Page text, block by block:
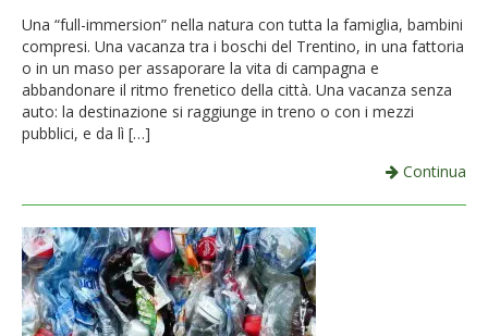
Una “full-immersion” nella natura con tutta la famiglia, bambini
compresi. Una vacanza tra i boschi del Trentino, in una fattoria
o in un maso per assaporare la vita di campagna e
abbandonare il ritmo frenetico della città. Una vacanza senza
auto: la destinazione si raggiunge in treno o con i mezzi
pubblici, e da lì […]
Continua